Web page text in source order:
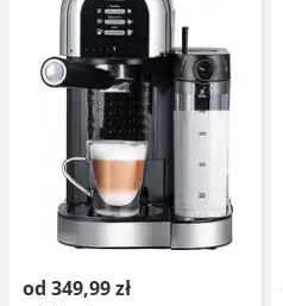
od 349,99 zł